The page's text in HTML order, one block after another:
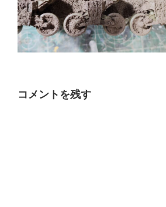
コメントを残す